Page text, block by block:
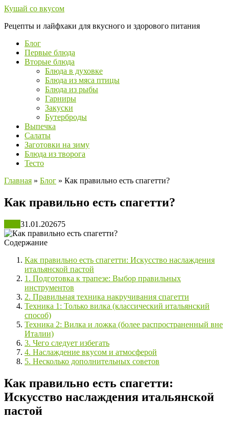
Перейти
контенту
Кушай со вкусом
Рецепты и лайфхаки для вкусного и здорового питания
Блог
Первые блюда
Вторые блюда
Блюда в духовке
Блюда из мяса птицы
Блюда из рыбы
Гарниры
Закуски
Бутерброды
Выпечка
Салаты
Заготовки на зиму
Блюда из творога
Тесто
Главная » Блог » Как правильно есть спагетти?
Как правильно есть спагетти?
31.01.202675
Содержание
Как правильно есть спагетти: Искусство наслаждения
итальянской пастой
1. Подготовка к трапезе: Выбор правильных
инструментов
2. Правильная техника накручивания спагетти
Техника 1: Только вилка (классический итальянский
способ)
Техника 2: Вилка и ложка (более распространенный вне
Италии)
3. Чего следует избегать
4. Наслаждение вкусом и атмосферой
5. Несколько дополнительных советов
Как правильно есть спагетти:
Искусство наслаждения итальянской
пастой